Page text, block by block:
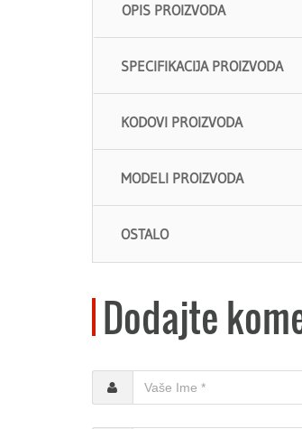
OPIS PROIZVODA
SPECIFIKACIJA PROIZVODA
KODOVI PROIZVODA
MODELI PROIZVODA
OSTALO
Dodajte